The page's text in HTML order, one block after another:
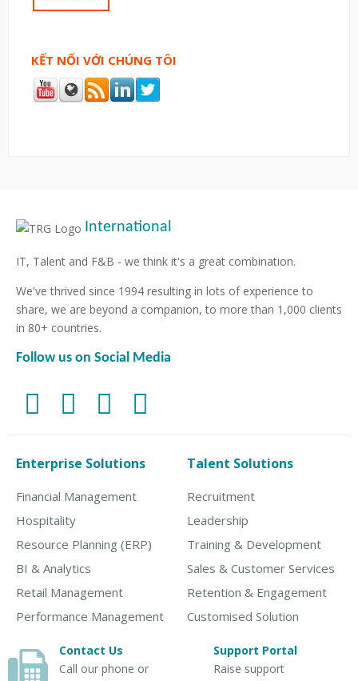
KẾT NỐI VỚI CHÚNG TÔI
International
IT, Talent and F&B - we think it's a great combination.
We've thrived since 1994 resulting in lots of experience to
share, we are beyond a companion, to more than 1,000 clients
in 80+ countries.
Follow us on Social Media
Enterprise Solutions
Financial Management
Hospitality
Resource Planning (ERP)
BI & Analytics
Retail Management
Performance Management
Talent Solutions
Recruitment
Leadership
Training & Development
Sales & Customer Services
Retention & Engagement
Customised Solution
Contact Us
Call our phone or
Support Portal
Raise support